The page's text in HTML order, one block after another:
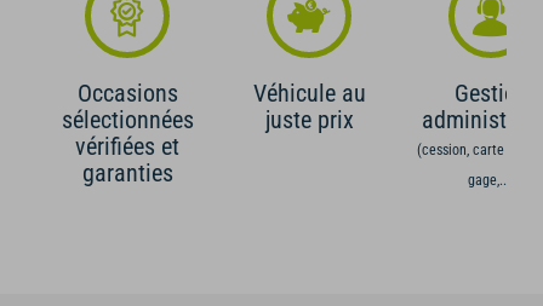
Occasions
sélectionnées
vérifiées et
garanties
Véhicule au
juste prix
Gestion
(cession, carte grise,
gage,...)